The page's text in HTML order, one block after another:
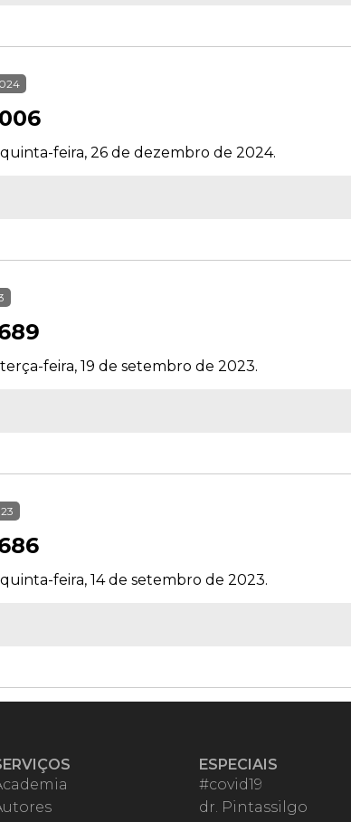
feira, 26 de dezembro de 2024.
feira, 19 de setembro de 2023.
feira, 14 de setembro de 2023.
ESPECIAIS
#covid19
dr. Pintassilgo